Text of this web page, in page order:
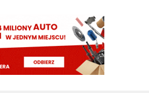
sezonach za Szymka Barella mocno
konstrukcji grał jako prawy pomocnik.